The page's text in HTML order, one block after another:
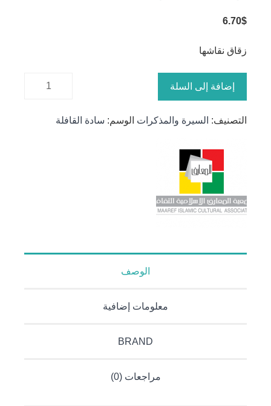
6.70$
زقاق نقاشها
كمية زقاق
إضافة إلى السلة
التصنيف: السيرة والمذكرات الوسم: سادة القافلة
الوصف
معلومات إضافية
BRAND
مراجعات (0)